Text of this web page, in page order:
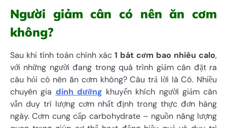
Người giảm cân có nên ăn cơm
không?
Sau khi tính toán chính xác 1 bát cơm bao nhiêu calo,
với những người đang trong quá trình giảm cân đặt ra
câu hỏi có nên ăn cơm không? Câu trả lời là Có. Nhiều
chuyên gia dinh dưỡng khuyến khích người giảm cân
vẫn duy trì lượng cơm nhất định trong thực đơn hàng
ngày. Cơm cung cấp carbohydrate – nguồn năng lượng